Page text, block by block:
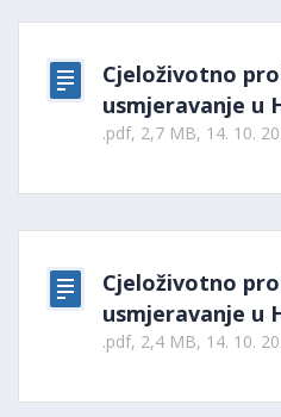
Cjeloživotno
usmjeravanje u
.pdf, 2,7 MB, 14. 10.
Cjeloživotno
usmjeravanje u
.pdf, 2,4 MB, 14. 10.